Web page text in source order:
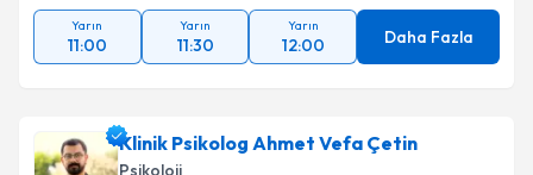
Yarın
11:00
Yarın
11:30
Yarın
12:00 Daha Fazla
Klinik Psikolog Ahmet Vefa Çetin
Psikoloji